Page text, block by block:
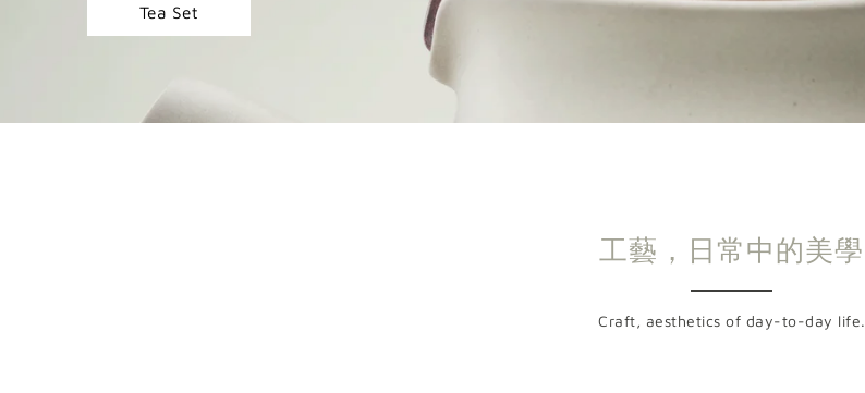
About Us
Tea Set
Shop Now
工藝，日常中的美學
Craft, aesthetics of day-to-day life.